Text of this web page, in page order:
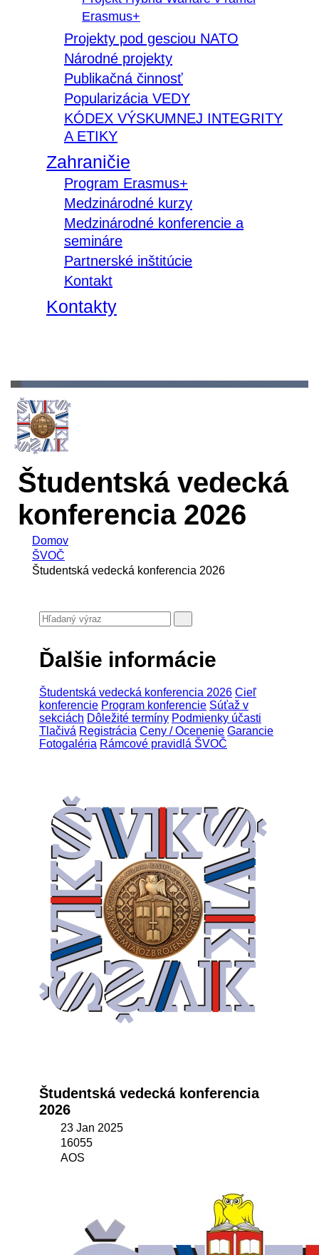
Erasmus+
Projekty pod gesciou NATO
Národné projekty
Publikačná činnosť
Popularizácia VEDY
KÓDEX VÝSKUMNEJ INTEGRITY
A ETIKY
Zahraničie
Program Erasmus+
Medzinárodné kurzy
Medzinárodné konferencie a
semináre
Partnerské inštitúcie
Kontakt
Kontakty
Študentská vedecká
konferencia 2026
Domov
ŠVOČ
Študentská vedecká konferencia 2026
Ďalšie informácie
Študentská vedecká konferencia 2026 Cieľ
konferencie Program konferencie Súťaž v
sekciách Dôležité termíny Podmienky účasti
Tlačivá Registrácia Ceny / Ocenenie Garancie
Fotogaléria Rámcové pravidlá ŠVOČ
Študentská vedecká konferencia
2026
23 Jan 2025
16055
AOS